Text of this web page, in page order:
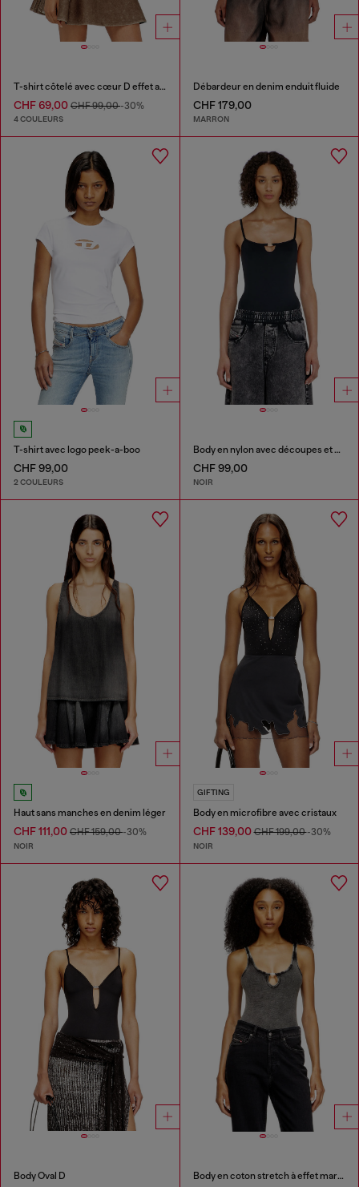
T-shirt côtelé avec cœur D effet aquarelle
CHF 69,00 CHF 99,00-30%
4 COULEURS
Débardeur en denim enduit fluide
CHF 179,00
MARRON
T-shirt avec logo peek-a-boo
CHF 99,00
2 COULEURS
Body en nylon avec découpes et Oval D en métal
CHF 99,00
NOIR
Haut sans manches en denim léger
CHF 111,00 CHF 159,00-30%
NOIR
GIFTING
Body en microfibre avec cristaux
CHF 139,00CHF 199,00-30%
NOIR
Body Oval D Body en coton stretch à effet marbré